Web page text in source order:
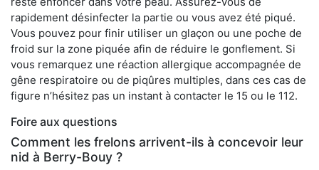
rapidement désinfecter la partie ou vous avez été piqué.
Vous pouvez pour finir utiliser un glaçon ou une poche de
froid sur la zone piquée afin de réduire le gonflement. Si
vous remarquez une réaction allergique accompagnée de
gêne respiratoire ou de piqûres multiples, dans ces cas de
figure n’hésitez pas un instant à contacter le 15 ou le 112.
Foire aux questions
Comment les frelons arrivent-ils à concevoir leur
nid à Berry-Bouy ?